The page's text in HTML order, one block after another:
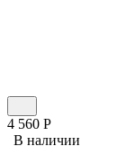
4 560 Р
В наличии